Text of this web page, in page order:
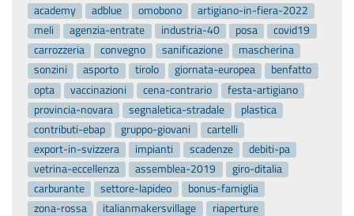
academy
adblue omobono
artigiano-in-fiera-2022
meli
agenzia-entrate industria-40 posa
covid19
carrozzeria
convegno sanificazione
mascherina
sonzini
asporto tirolo giornata-europea
benfatto
opta
vaccinazioni cena-contrario
festa-artigiano
provincia-novara
segnaletica-stradale
plastica
contributi-ebap
gruppo-giovani
cartelli
export-in-svizzera
impianti scadenze
debiti-pa
vetrina-eccellenza
assemblea-2019
giro-ditalia
carburante
settore-lapideo
bonus-famiglia
zona-rossa
italianmakersvillage
riaperture